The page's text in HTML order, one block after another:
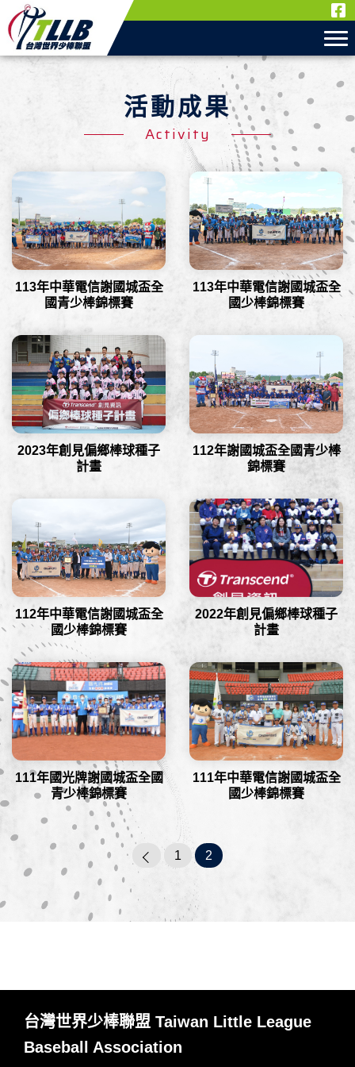
活動成果
Activity
113年中華電信謝國城盃全
國青少棒錦標賽
113年中華電信謝國城盃全
國少棒錦標賽
2023年創見偏鄉棒球種子
計畫
112年謝國城盃全國青少棒
錦標賽
112年中華電信謝國城盃全
國少棒錦標賽
2022年創見偏鄉棒球種子
計畫
111年國光牌謝國城盃全國
青少棒錦標賽
111年中華電信謝國城盃全
國少棒錦標賽
1 2
台灣世界少棒聯盟 Taiwan Little League
Baseball Association